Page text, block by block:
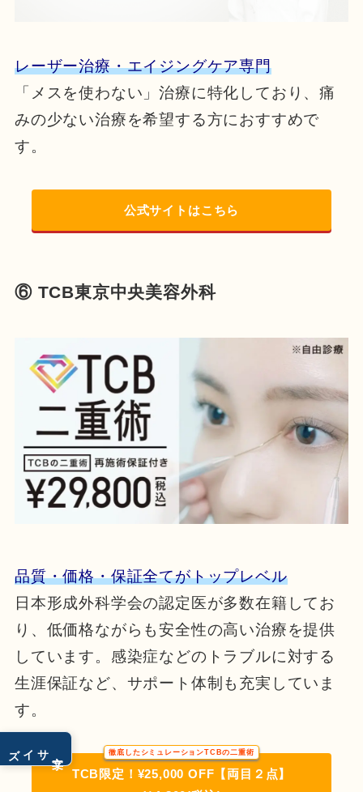
サイズ
レーザー治療・エイジングケア専門
「メスを使わない」治療に特化しており、痛
みの少ない治療を希望する方におすすめで
す。
公式サイトはこちら
⑥ TCB東京中央美容外科
品質・価格・保証全てがトップレベル
日本形成外科学会の認定医が多数在籍してお
り、低価格ながらも安全性の高い治療を提供
しています。感染症などのトラブルに対する
生涯保証など、サポート体制も充実していま
す。
徹底したシミュレーションTCBの二重術
TCB限定！¥25,000 OFF【両目２点】